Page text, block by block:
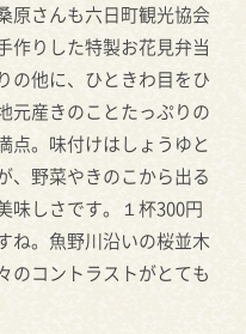
原さんも六日町観光協会
作りした特製お花見弁当
の他に、ひときわ目をひ
元産きのことたっぷりの
点。味付けはしょうゆと
、野菜やきのこから出る
味しさです。１杯300円
ね。魚野川沿いの桜並木
のコントラストがとても